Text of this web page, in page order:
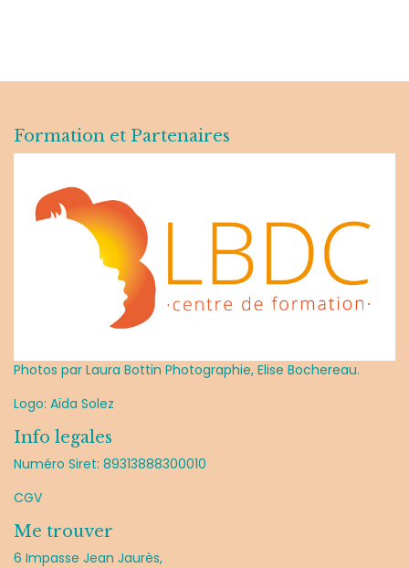
Formation et Partenaires
Photos par Laura Bottin Photographie, Elise Bochereau.
Logo: Aïda Solez
Info legales
Numéro Siret: 89313888300010
CGV
Me trouver
6 Impasse Jean Jaurès,